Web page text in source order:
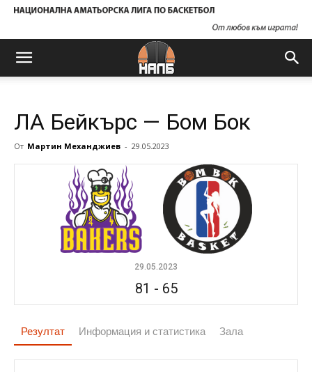
ЛА Бейкърс — Бом Бок
От Мартин Механджиев - 29.05.2023
29.05.2023
81 - 65
Резултат Информация и статистика Зала